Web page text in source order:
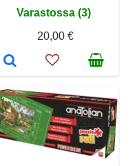
Varastossa (3)
20,00 €